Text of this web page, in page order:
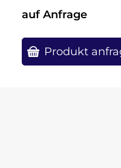
auf Anfrage
Produkt